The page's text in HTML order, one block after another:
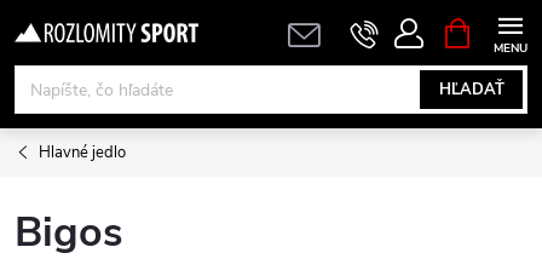
na
obsah
HĽADAŤ
KOŠÍK
Hlavné jedlo
Bigos